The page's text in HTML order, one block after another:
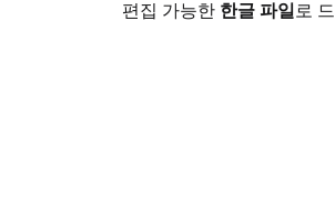
편집 가능한 한글 파일 로